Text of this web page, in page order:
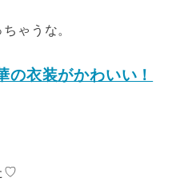
ゃうな。
衣装がかわいい！
♡